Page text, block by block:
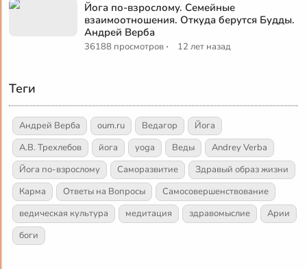
Йога по-взрослому. Семейные
взаимоотношения. Откуда берутся Будды.
Андрей Верба
36188 просмотров · 12 лет назад
Теги
Андрей Верба oum.ru Ведагор
Йога
А.В. Трехлебов
йога yoga Веды
Andrey Verba
Йога по-взрослому
Саморазвитие
Здравый образ жизни
Карма
Ответы на Вопросы
Самосовершенствование
ведическая культура
медитация здравомыслие
Арии
боги